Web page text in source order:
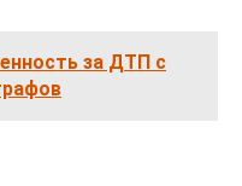
за ДТП с